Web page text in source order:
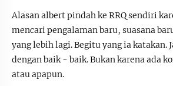
Alasan albert pindah ke RRQ sendiri
mencari pengalaman baru, suasana
yang lebih lagi. Begitu yang ia katakan.
dengan baik - baik. Bukan karena ada
atau apapun.